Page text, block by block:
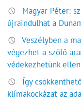
Magyar Péter:
újraindulhat a
Veszélyben a
végezhet a szőlő
védekezhetünk
Így
klímakockázat az